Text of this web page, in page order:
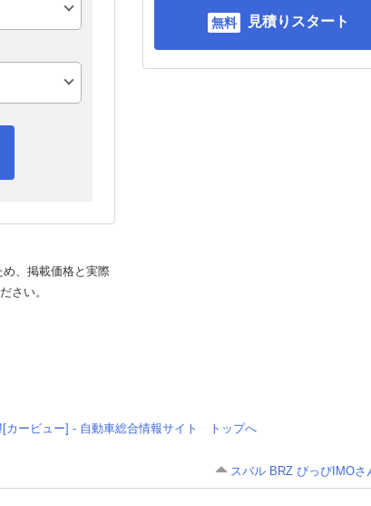
、掲載価格と実際
さい。
見積りスタート
カービュー] - 自動車総合情報サイト トップへ
スバル BRZ ぴっぴIMO